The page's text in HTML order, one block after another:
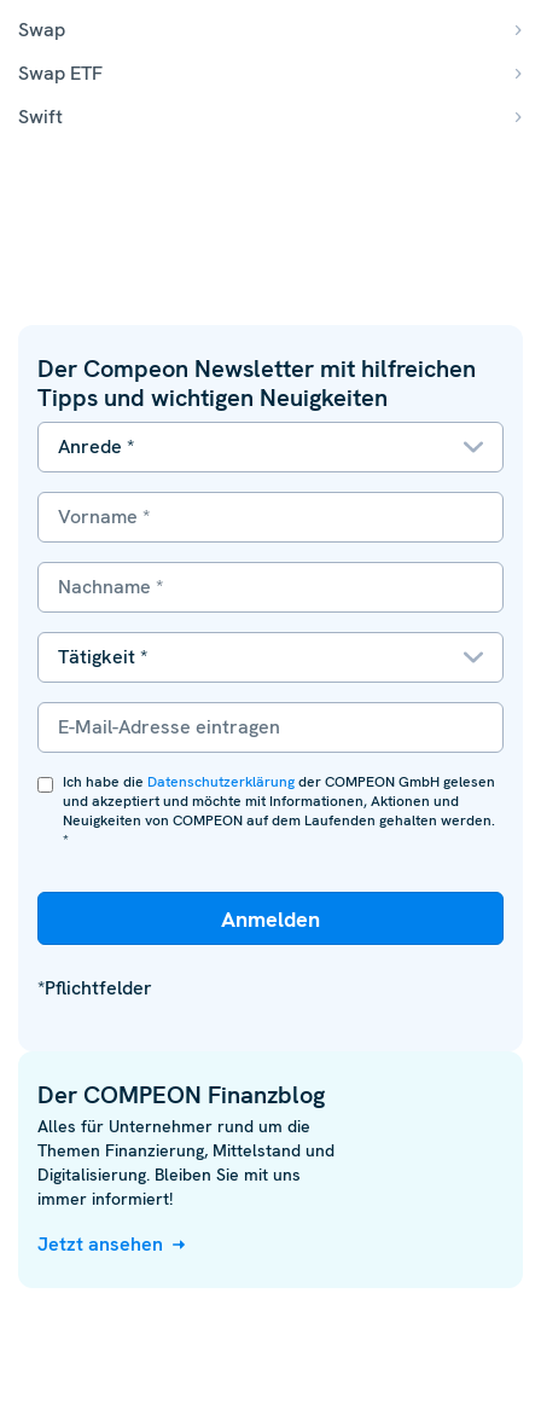
Swap
Swap ETF
Swift
Der Compeon Newsletter mit hilfreichen
Tipps und wichtigen Neuigkeiten
Ich habe die Datenschutzerklärungder COMPEON GmbH gelesen
und akzeptiert und möchte mit Informationen, Aktionen und
Neuigkeiten von COMPEON auf dem Laufenden gehalten werden.
*
*Pflichtfelder
Der COMPEON Finanzblog
Alles für Unternehmer rund um die
Themen Finanzierung, Mittelstand und
Digitalisierung. Bleiben Sie mit uns
immer informiert!
Jetzt ansehen